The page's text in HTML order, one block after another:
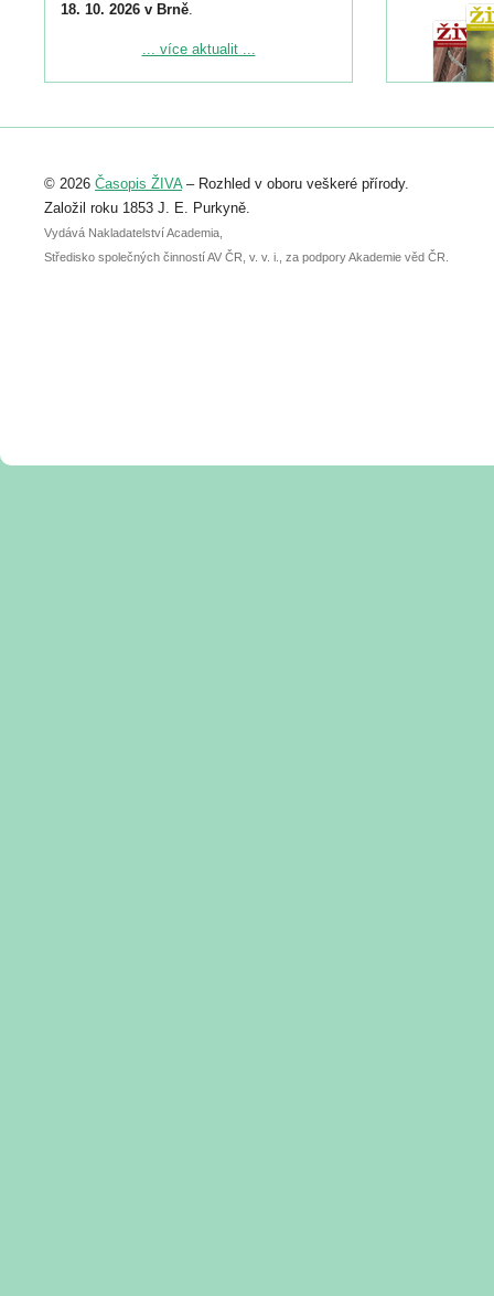
18. 10. 2026 v Brně.
Podrobnější informace ke konferenci
Registrovat se můžete do 6. září.
abstraktu přihlášené přednášky nebo
posteru je už 30. června.
... více aktualit ...
© 2026 Časopis ŽIVA– Rozhled v oboru veškeré přírody.
Založil roku 1853 J. E. Purkyně.
Vydává Nakladatelství Academia,
Středisko společných činností AV ČR, v. v. i., za podpory Akademie věd ČR.